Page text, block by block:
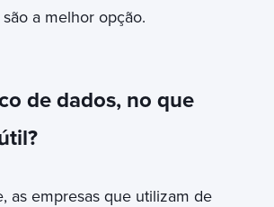
a melhor opção.
de dados, no que
as empresas que utilizam de